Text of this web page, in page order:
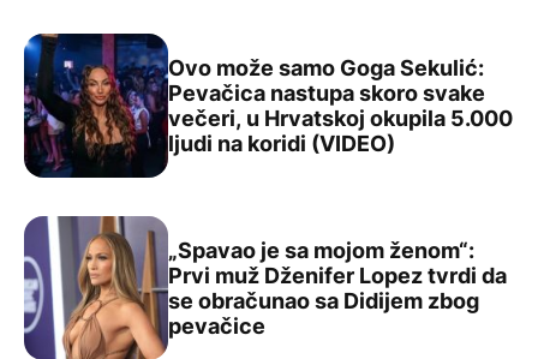
Ovo može samo Goga Sekulić: Pevačica nastupa
Ovo može samo Goga Sekulić:
Pevačica nastupa skoro svake
večeri, u Hrvatskoj okupila 5.000
ljudi na koridi (VIDEO)
„Spavao je sa mojom ženom“: Prvi muž Dženifer
„Spavao je sa mojom ženom“:
Prvi muž Dženifer Lopez tvrdi da
se obračunao sa Didijem zbog
pevačice